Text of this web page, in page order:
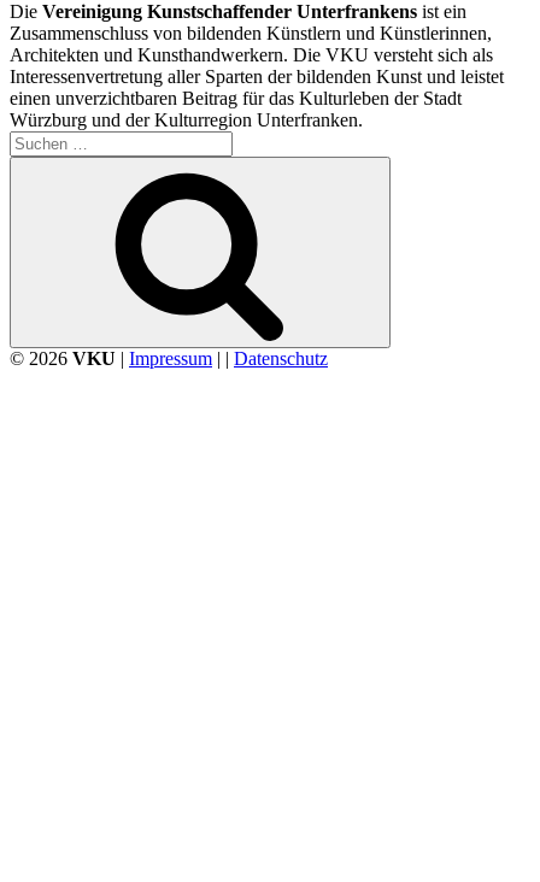
Die Vereinigung Kunstschaffender Unterfrankens ist ein
Zusammenschluss von bildenden Künstlern und Künstlerinnen,
Architekten und Kunsthandwerkern. Die VKU versteht sich als
Interessenvertretung aller Sparten der bildenden Kunst und leistet
einen unverzichtbaren Beitrag für das Kulturleben der Stadt
Würzburg und der Kulturregion Unterfranken.
Suchen
nach:
© 2026 VKU | Impressum | | Datenschutz